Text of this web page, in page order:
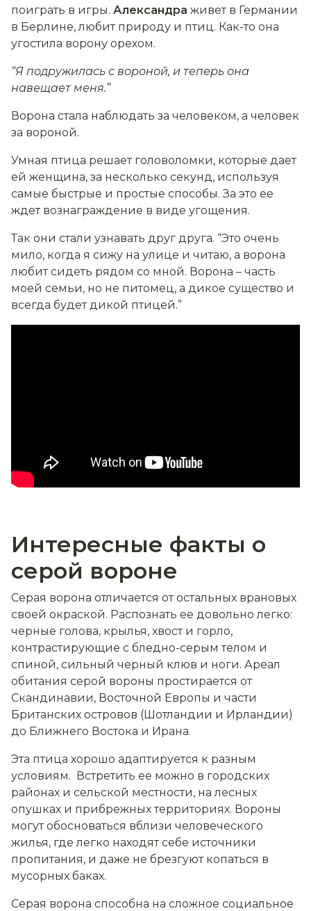
поиграть в игры. Александра живет в Германии
в Берлине, любит природу и птиц. Как-то она
угостила ворону орехом.
“Я подружилась с вороной, и теперь она
навещает меня.”
Ворона стала наблюдать за человеком, а человек
за вороной.
Умная птица решает головоломки, которые дает
ей женщина, за несколько секунд, используя
самые быстрые и простые способы. За это ее
ждет вознаграждение в виде угощения.
Так они стали узнавать друг друга. “Это очень
мило, когда я сижу на улице и читаю, а ворона
любит сидеть рядом со мной. Ворона – часть
моей семьи, но не питомец, а дикое существо и
всегда будет дикой птицей.”
Интересные факты о
серой вороне
Серая ворона отличается от остальных врановых
своей окраской. Распознать ее довольно легко:
черные голова, крылья, хвост и горло,
контрастирующие с бледно-серым телом и
спиной, сильный черный клюв и ноги. Ареал
обитания серой вороны простирается от
Скандинавии, Восточной Европы и части
Британских островов (Шотландии и Ирландии)
до Ближнего Востока и Ирана.
Эта птица хорошо адаптируется к разным
условиям. Встретить ее можно в городских
районах и сельской местности, на лесных
опушках и прибрежных территориях. Вороны
могут обосноваться вблизи человеческого
жилья, где легко находят себе источники
пропитания, и даже не брезгуют копаться в
мусорных баках.
Серая ворона способна на сложное социальное